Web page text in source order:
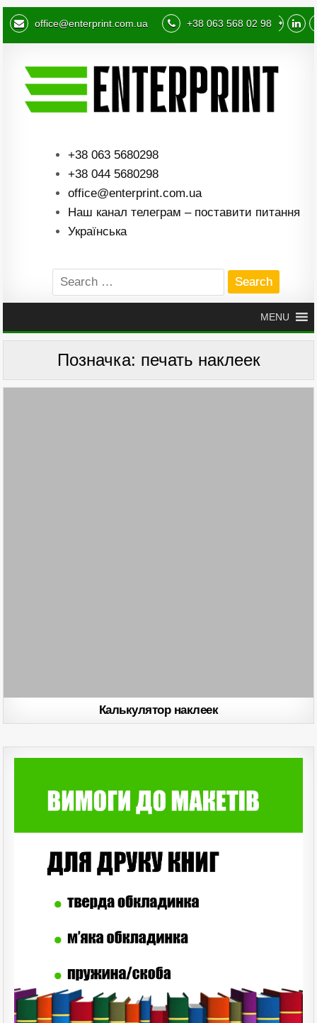
office@enterprint.com.ua +38 063 568 02 98
+38 063 5680298
+38 044 5680298
office@enterprint.com.ua
Наш канал телеграм – поставити питання
Українська
Search
for:
MENU
Позначка: печать наклеек
Калькулятор наклеек